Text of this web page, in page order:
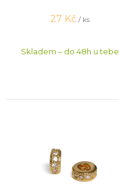
27 Kč / ks
Skladem – do 48h u tebe